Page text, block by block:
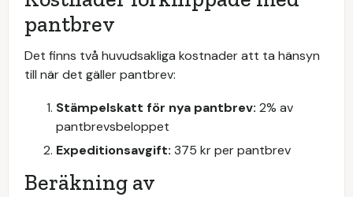
pantbrev
Det finns två huvudsakliga kostnader att ta hänsyn
till när det gäller pantbrev:
Stämpelskatt för nya pantbrev: 2% av
pantbrevsbeloppet
Expeditionsavgift: 375 kr per pantbrev
Beräkning av